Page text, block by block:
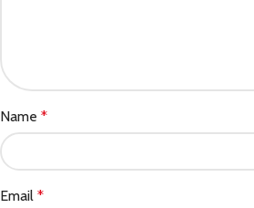
Name *
Email *